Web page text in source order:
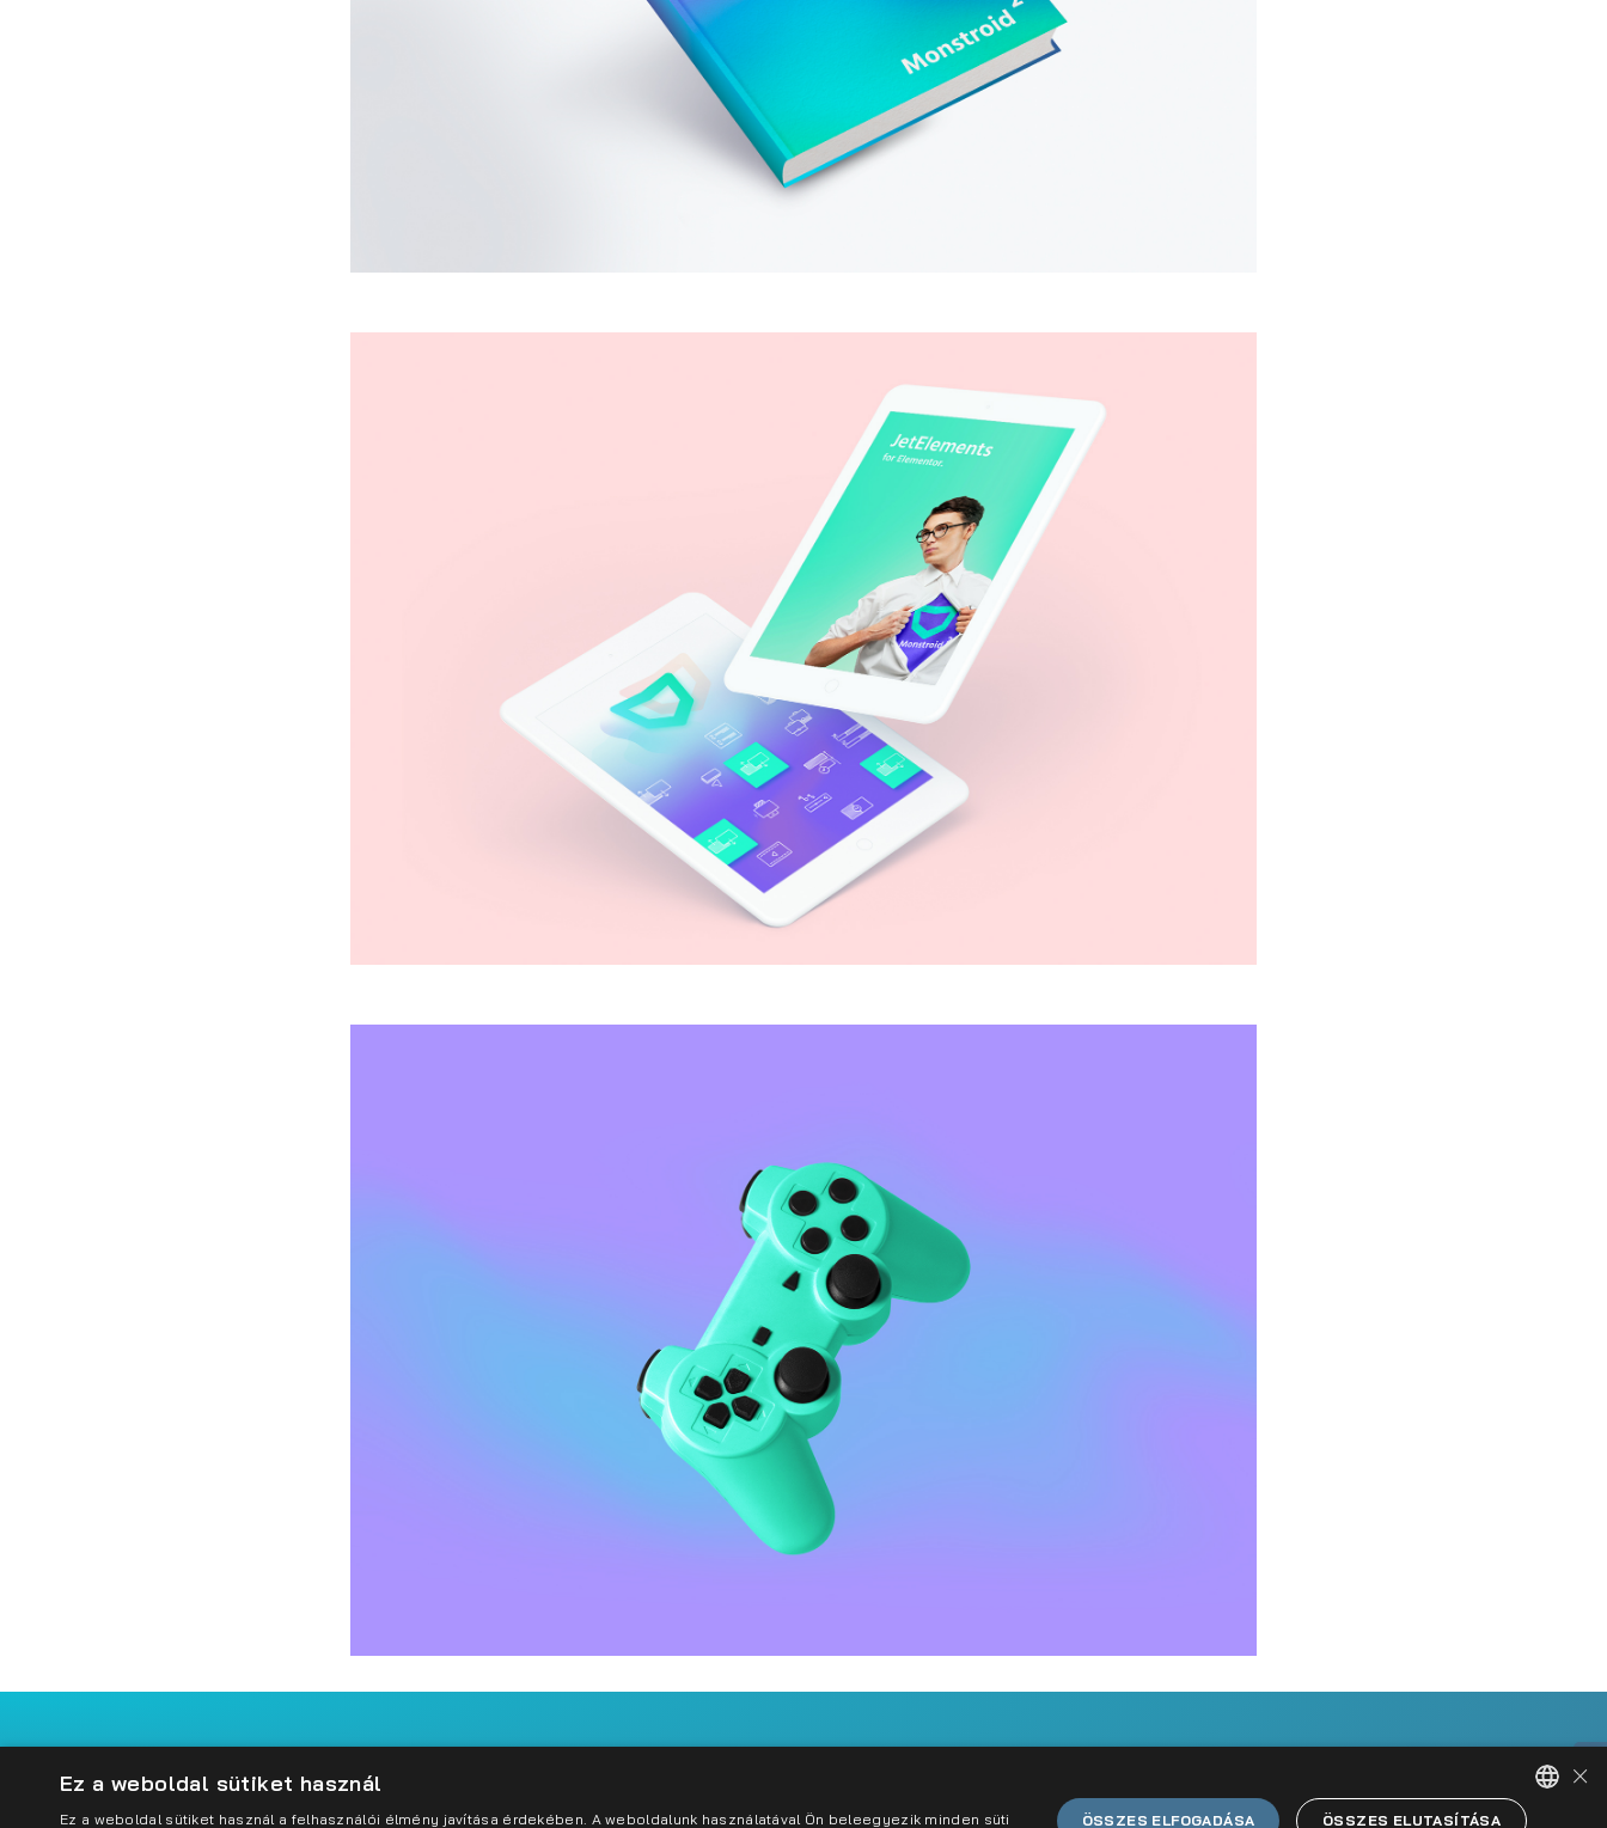
Pixie & Pack Branding Strategy
JourneyGo Travelling Agency SMM Strategy
Open Data Digital Market Research
×
Ez a weboldal sütiket használ
Ez a weboldal sütiket használ a felhasználói élmény javítása érdekében. A weboldalunk használatával Ön beleegyezik minden süti ÖSSZES ELFOGADÁSA ÖSSZES ELUTASÍTÁSA